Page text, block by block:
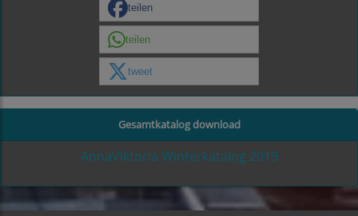
teilen
teilen
tweet
Gesamtkatalog download
AnnaViktoria Winterkatalog 2019